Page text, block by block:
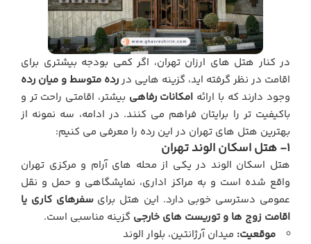
در کنار هتل های ارزان تهران، اگر کمی بودجه بیشتری برای
اقامت در نظر گرفته اید، گزینه هایی دررده متوسط و میان رده
وجود دارند که با ارائه امکانات رفاهی بیشتر، اقامتی راحت تر و
باکیفیت تر را برایتان فراهم می کنند. در ادامه، سه نمونه از
بهترین هتل های تهران در این رده را معرفی می کنیم:
1- هتل اسکان الوند تهران
هتل اسکان الوند در یکی از محله های آرام و مرکزی تهران
واقع شده است و به مراکز اداری، نمایشگاهی و حمل و نقل
عمومی دسترسی خوبی دارد. این هتل برایسفرهای کاری یا
اقامت زوج ها و توریست های خارجی گزینه مناسبی است.
موقعیت: میدان آرژانتین، بلوار الوند